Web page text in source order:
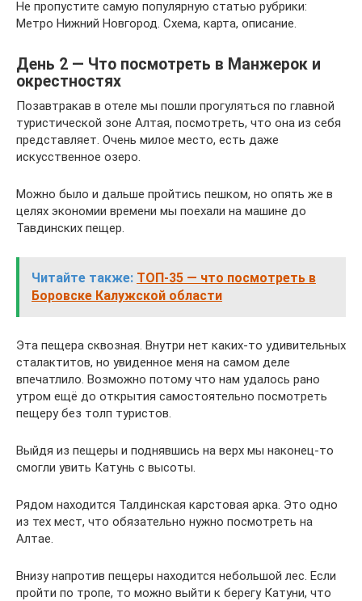
Не пропустите самую популярную статью рубрики:
Метро Нижний Новгород. Схема, карта, описание.
День 2 — Что посмотреть в Манжерок и
окрестностях
Позавтракав в отеле мы пошли прогуляться по главной
туристической зоне Алтая, посмотреть, что она из себя
представляет. Очень милое место, есть даже
искусственное озеро.
Можно было и дальше пройтись пешком, но опять же в
целях экономии времени мы поехали на машине до
Тавдинских пещер.
Читайте также: ТОП-35 — что посмотреть в
Боровске Калужской области
Эта пещера сквозная. Внутри нет каких-то удивительных
сталактитов, но увиденное меня на самом деле
впечатлило. Возможно потому что нам удалось рано
утром ещё до открытия самостоятельно посмотреть
пещеру без толп туристов.
Выйдя из пещеры и поднявшись на верх мы наконец-то
смогли увить Катунь с высоты.
Рядом находится Талдинская карстовая арка. Это одно
из тех мест, что обязательно нужно посмотреть на
Алтае.
Внизу напротив пещеры находится небольшой лес. Если
пройти по тропе, то можно выйти к берегу Катуни, что